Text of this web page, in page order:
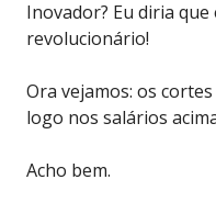
Inovador? Eu diria
revolucionário!
Ora vejamos: os
logo nos salários
Acho bem.